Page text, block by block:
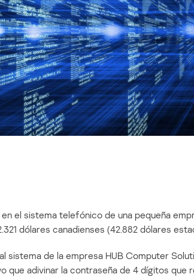
el sistema telefónico de una pequeña
dólares canadienses (42.882 dólares
sistema de la empresa HUB Computer
que adivinar la contraseña de 4 dígitos que